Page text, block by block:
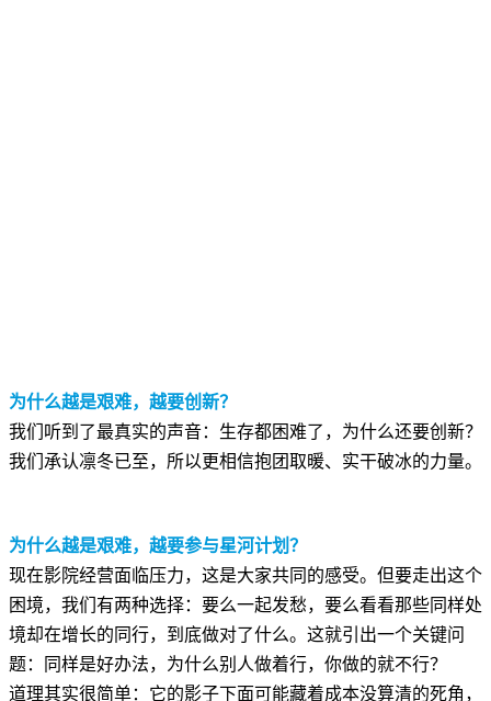
为什么越是艰难，越要创新？
我们听到了最真实的声音：生存都困难了，为什么还要创新？
我们承认凛冬已至，所以更相信抱团取暖、实干破冰的力量。
为什么越是艰难，越要参与星河计划？
现在影院经营面临压力，这是大家共同的感受。但要走出这个
困境，我们有两种选择：要么一起发愁，要么看看那些同样处
境却在增长的同行，到底做对了什么。这就引出一个关键问
题：同样是好办法，为什么别人做着行，你做的就不行？
道理其实很简单：它的影子下面可能藏着成本没算清的死角，